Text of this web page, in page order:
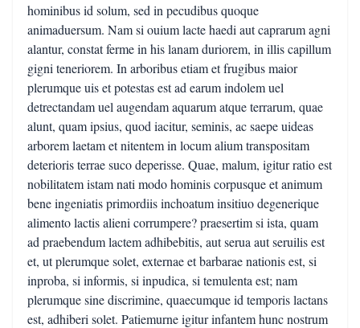
hominibus id solum, sed in pecudibus quoque
animaduersum. Nam si ouium lacte haedi aut caprarum agni
alantur, constat ferme in his lanam duriorem, in illis capillum
gigni teneriorem. In arboribus etiam et frugibus maior
plerumque uis et potestas est ad earum indolem uel
detrectandam uel augendam aquarum atque terrarum, quae
alunt, quam ipsius, quod iacitur, seminis, ac saepe uideas
arborem laetam et nitentem in locum alium transpositam
deterioris terrae suco deperisse. Quae, malum, igitur ratio est
nobilitatem istam nati modo hominis corpusque et animum
bene ingeniatis primordiis inchoatum insitiuo degenerique
alimento lactis alieni corrumpere? praesertim si ista, quam
ad praebendum lactem adhibebitis, aut serua aut seruilis est
et, ut plerumque solet, externae et barbarae nationis est, si
inproba, si informis, si inpudica, si temulenta est; nam
plerumque sine discrimine, quaecumque id temporis lactans
est, adhiberi solet. Patiemurne igitur infantem hunc nostrum